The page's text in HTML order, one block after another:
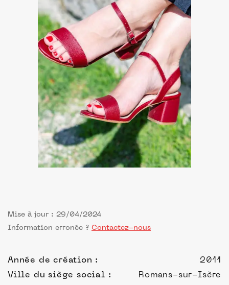
Mise à jour : 29/04/2024
Information erronée ? Contactez-nous
Année de création :
2011
Ville du siège social :
Romans-sur-Isère